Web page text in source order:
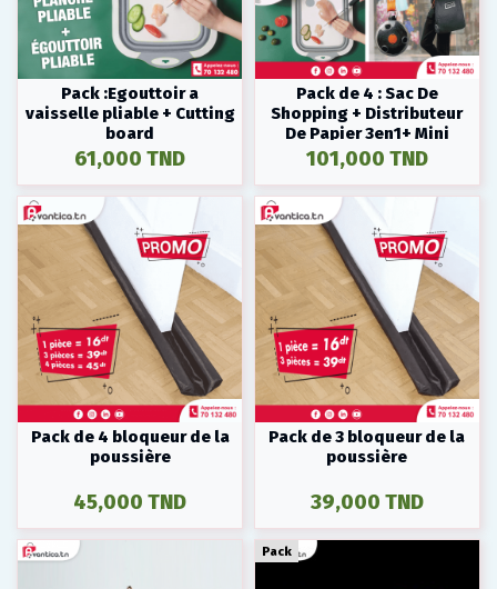
Pack :Egouttoir a
vaisselle pliable + Cutting
board
61,000 TND
Pack de 4 : Sac De
Shopping + Distributeur
De Papier 3en1+ Mini
Soudeuse + Cutting board
101,000 TND
Pack de 4 bloqueur de la
poussière
45,000 TND
Pack de 3 bloqueur de la
poussière
39,000 TND
Pack